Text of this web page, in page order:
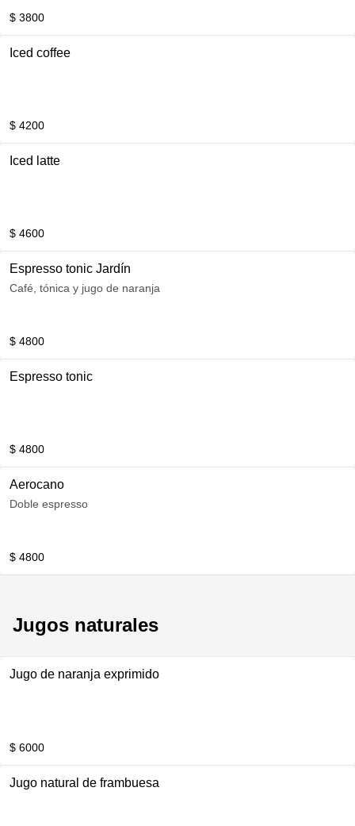
$ 3800
Iced coffee
$ 4200
Iced latte
$ 4600
Espresso tonic Jardín
Café, tónica y jugo de naranja
$ 4800
Espresso tonic
$ 4800
Aerocano
Doble espresso
$ 4800
Jugos naturales
Jugo de naranja exprimido
$ 6000
Jugo natural de frambuesa